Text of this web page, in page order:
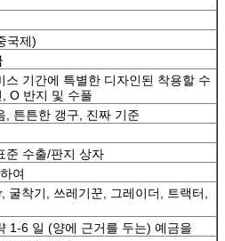
국제)
스 기간에 특별한 디자인된 착용할 수
O 반지 및 수풀
, 튼튼한 갱구, 진짜 기준
준 수출/판지 상자
여
굴착기, 쓰레기꾼, 그레이더, 트랙터,
1-6 일 (양에 근거를 두는) 예금을